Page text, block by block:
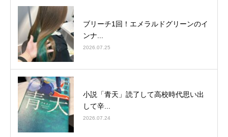
ブリーチ1回！エメラルドグリーンのイ
ンナ...
2026.07.25
小説「青天」読了して高校時代思い出
して辛...
2026.07.24